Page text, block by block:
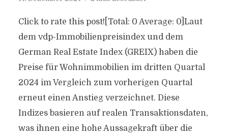
Click to rate this post![Total: 0 Average: 0]Laut
dem vdp-Immobilienpreisindex und dem
German Real Estate Index (GREIX) haben die
Preise für Wohnimmobilien im dritten Quartal
2024 im Vergleich zum vorherigen Quartal
erneut einen Anstieg verzeichnet. Diese
Indizes basieren auf realen Transaktionsdaten,
was ihnen eine hohe Aussagekraft über die